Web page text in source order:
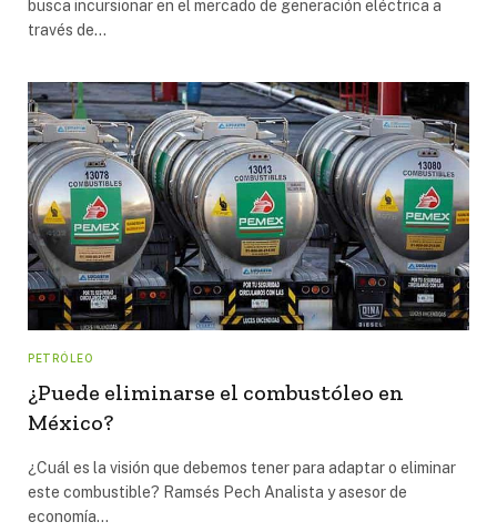
busca incursionar en el mercado de generación eléctrica a
través de…
PETRÓLEO
¿Puede eliminarse el combustóleo en
México?
¿Cuál es la visión que debemos tener para adaptar o eliminar
este combustible? Ramsés Pech Analista y asesor de
economía…